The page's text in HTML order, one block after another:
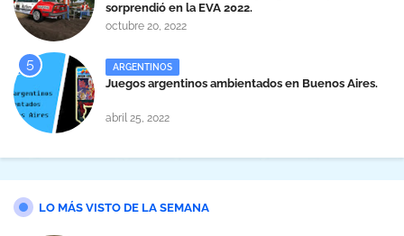
sorprendió en la EVA 2022.
octubre 20, 2022
ARGENTINOS
Juegos argentinos ambientados en Buenos Aires.
abril 25, 2022
LO MÁS VISTO DE LA SEMANA